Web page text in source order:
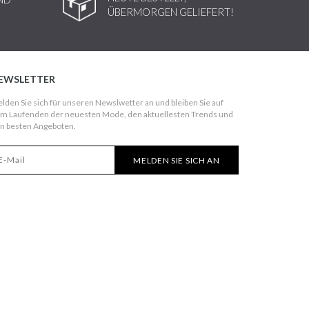
ÜBERMORGEN GELIEFERT!
Sie sich für unseren Newslwetter an und bleiben Sie auf
Laufenden der neuesten Mode, den aktuellesten Trends und
besten Angeboten.
MELDEN SIE SICH AN